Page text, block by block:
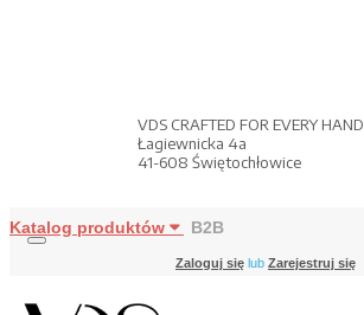
VDS CRAFTED FOR EVERY HAND
Łagiewnicka 4a
41-608 Świętochłowice
Katalog produktów B2B
Zaloguj się lub Zarejestruj się